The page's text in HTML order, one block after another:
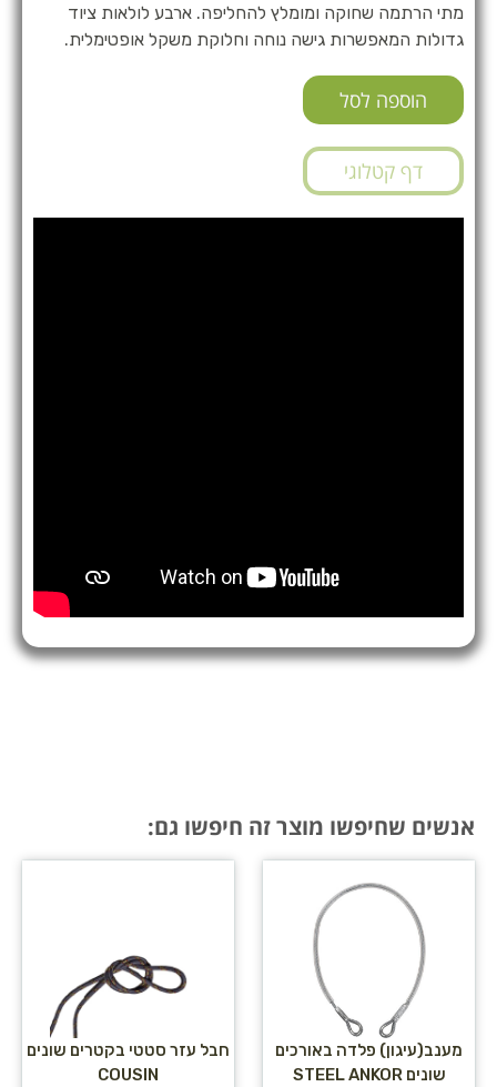
מתי הרתמה שחוקה ומומלץ להחליפה. ארבע לולאות ציוד
גדולות המאפשרות גישה נוחה וחלוקת משקל אופטימלית.
הוספה לסל
דף קטלוגי
אנשים שחיפשו מוצר זה חיפשו גם:
מענב(עיגון) פלדה באורכים
שונים STEEL ANKOR
חבל עזר סטטי בקטרים שונים
COUSIN